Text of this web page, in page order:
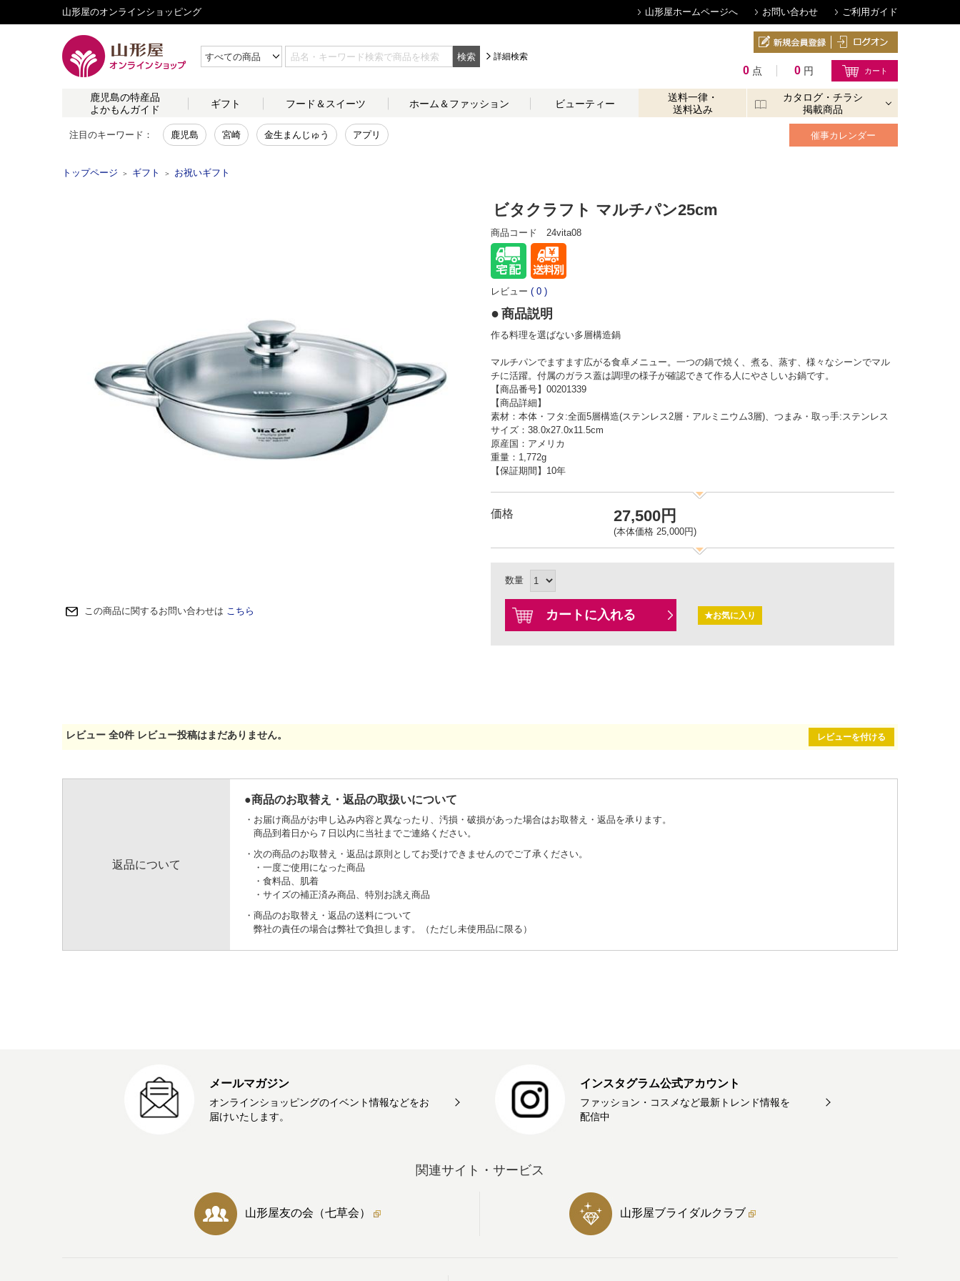
山形屋のオンラインショッピング 山形屋ホームページへ お問い合わせ ご利用ガイド
検索 詳細検索
0 点 0 円
鹿児島の特産品
よかもんガイド
ギフト フード＆ スイーツ ホーム＆ ファッション ビューティー
送料一律・
送料込み
カタログ・チラシ
掲載商品
注目のキーワード： 鹿児島 宮崎 金生まんじゅう アプリ 催事カレンダー
トップページ ＞ ギフト ＞ お祝いギフト
この商品に関するお問い合わせは こちら
ビタクラフト マルチパン25cm
商品コード 24vita08
レビュー ( 0 )
商品説明
作る料理を選ばない多層構造鍋
マルチパンでますます広がる食卓メニュー。一つの鍋で焼く、煮る、蒸す、様々なシーンでマル
チに活躍。付属のガラス蓋は調理の様子が確認できて作る人にやさしいお鍋です。
【商品番号】00201339
【商品詳細】
素材：本体・フタ:全面5層構造(ステンレス2層・アルミニウム3層)、つまみ・取っ手:ステンレス
サイズ：38.0x27.0x11.5cm
原産国：アメリカ
重量：1,772g
【保証期間】10年
価格 27,500円
(本体価格 25,000円)
数量
カートに入れる ★お気に入り
レビュー 全0件 レビュー投稿はまだありません。 レビューを付ける
返品について
●商品のお取替え・返品の取扱いについて
お届け商品がお申し込み内容と異なったり、汚損・破損があった場合はお取替え・返品を承ります。
商品到着日から７日以内に当社までご連絡ください。
次の商品のお取替え・返品は原則としてお受けできませんのでご了承ください。
一度ご使用になった商品
食料品、肌着
サイズの補正済み商品、特別お誂え商品
商品のお取替え・返品の送料について
弊社の責任の場合は弊社で負担します。（ただし未使用品に限る）
メールマガジン
オンラインショッピングのイベント情報などをお
届けいたします。
インスタグラム公式アカウント
ファッション・コスメなど最新トレンド情報を
配信中
関連サイト・サービス
山形屋友の会 （七草会） 山形屋ブライダルクラブ